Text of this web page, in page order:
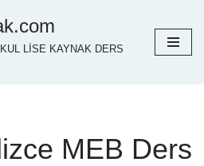
LİSE KAYNAK DERS
MEB Ders